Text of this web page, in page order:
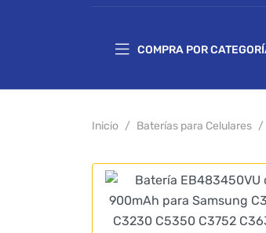
COMPRA POR
Inicio Baterías para Celulares